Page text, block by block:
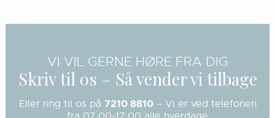
VI VIL GERNE HØRE FRA DIG
Skriv til os – Så vender vi tilbage
Eller ring til os på 7210 8810– Vi er ved telefonen